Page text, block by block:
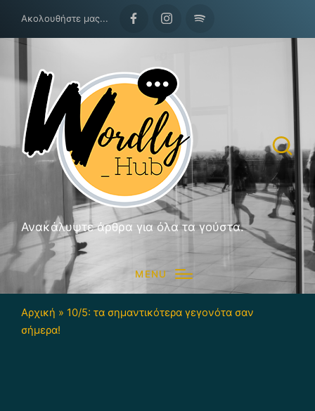
Ακολουθήστε μας...
FacebookInstagramSpotify
Ανακάλυψτε άρθρα για όλα τα γούστα.
MENU
Αρχική » 10/5: τα σημαντικότερα γεγονότα σαν
σήμερα!